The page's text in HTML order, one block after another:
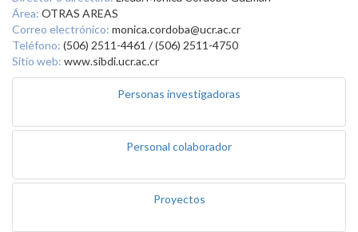
Área: OTRAS AREAS
Correo electrónico: monica.cordoba@ucr.ac.cr
Teléfono: (506) 2511-4461 / (506) 2511-4750
Sitio web: www.sibdi.ucr.ac.cr
Personas investigadoras
Personal colaborador
Proyectos